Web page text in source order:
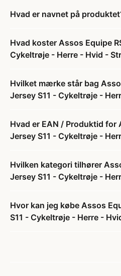
Hvad er navnet på
Hvad koster Assos Equipe
Cykeltrøje - Herre - Hvid -
Hvilket mærke står bag
Jersey S11 - Cykeltrøje -
Hvad er EAN / Produktid for
Jersey S11 - Cykeltrøje -
Hvilken kategori tilhører
Jersey S11 - Cykeltrøje -
Hvor kan jeg købe Assos
S11 - Cykeltrøje - Herre -